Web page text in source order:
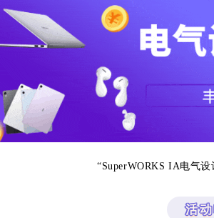
“SuperWORKS IA电气
活